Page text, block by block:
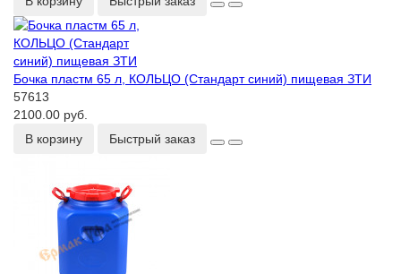
Бочка пластм 65 л, КОЛЬЦО (Стандарт синий) пищевая ЗТИ
57613
2100.00 руб.
В корзину
Быстрый заказ